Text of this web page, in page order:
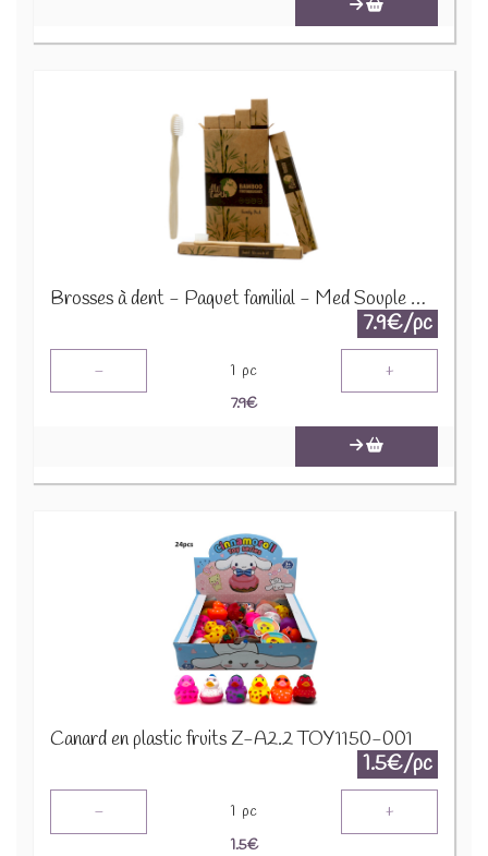
Brosses à dent - Paquet familial - Med Souple Bambou BamTB-01
7.9€/pc
- 1 pc +
7.9€
Canard en plastic fruits Z-A2.2 TOY1150-001
1.5€/pc
- 1 pc +
1.5€